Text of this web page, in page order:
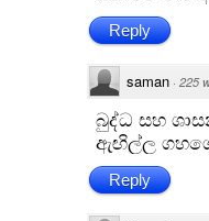
Reply
saman · 225
බුද්ධ සහ
ඇඟිල්ල
Reply